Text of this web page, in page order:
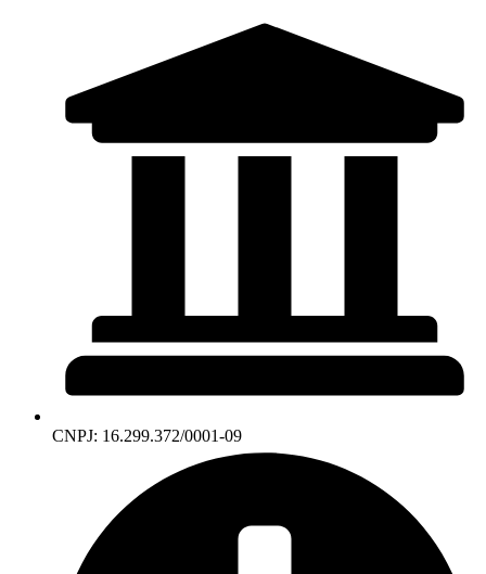
CNPJ: 16.299.372/0001-09